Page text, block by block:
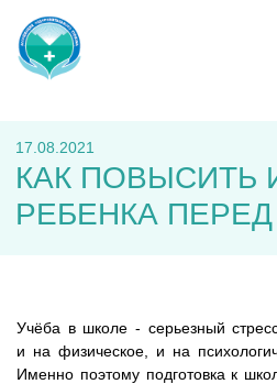
17.08.2021
КАК ПОВЫСИТЬ
РЕБЕНКА
Учёба в школе - серьезный
и на физическое, и на
Именно поэтому подготовка к